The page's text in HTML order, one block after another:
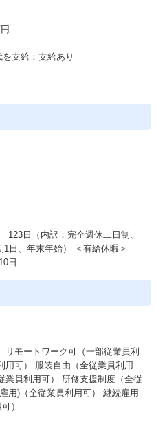
支給：支給あり
日（内訳：完全週休二日制、
1日、年末年始） ＜有給休暇＞
日
モートワーク可（一部従業員利
用可） 服装自由（全従業員利用
業員利用可） 研修支援制度（全従
用)（全従業員利用可） 継続雇用
）